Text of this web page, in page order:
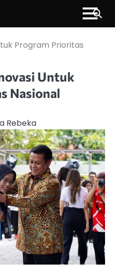
Program Prioritas
Untuk
Nasional
Rebeka